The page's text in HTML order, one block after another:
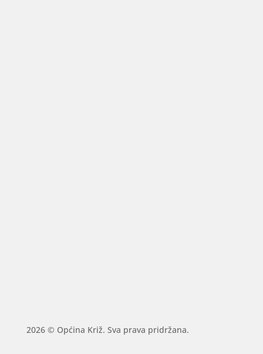
2026 © Općina Križ. Sva prava pridržana.